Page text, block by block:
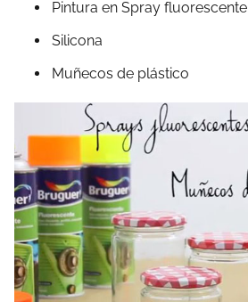
Pintura en Spray
Silicona
Muñecos de plástico